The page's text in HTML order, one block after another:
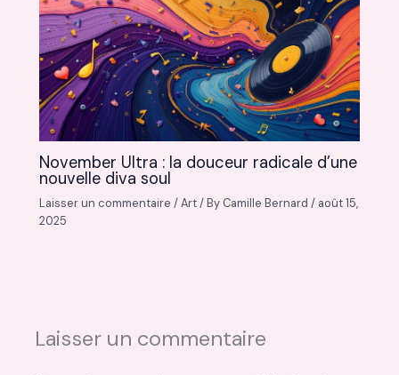
November Ultra : la douceur radicale d’une
nouvelle diva soul
Laisser un commentaire /Art/ By Camille Bernard/ août 15,
2025
Laisser un commentaire